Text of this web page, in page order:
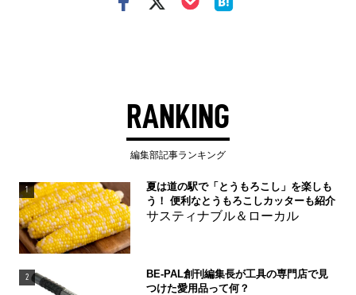
RANKING
編集部記事ランキング
1
夏は道の駅で「とうもろこし」を楽しも
う！ 便利なとうもろこしカッターも紹介
サスティナブル＆ローカル
2
BE-PAL創刊編集長が工具の専門店で見
つけた愛用品って何？